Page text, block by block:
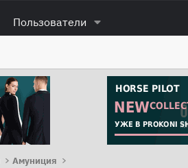
Пользователи
Амуниция